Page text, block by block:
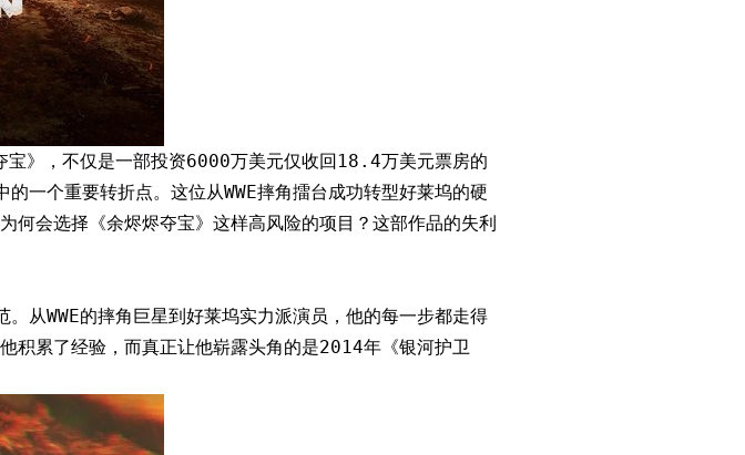
》，不仅是一部投资6000万美元仅收回18.4万美元票房的
一个重要转折点。这位从WWE摔角擂台成功转型好莱坞的硬
何会选择《余烬烬夺宝》这样高风险的项目？这部作品的失利
从WWE的摔角巨星到好莱坞实力派演员，他的每一步都走得
积累了经验，而真正让他崭露头角的是2014年《银河护卫